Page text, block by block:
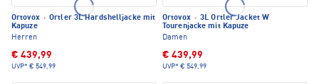
Ortovox · Ortler 3L Hardshelljacke mit
Kapuze
Herren
€ 439,99
UVP* € 549,99
Ortovox · 3L Ortler Jacket W
Tourenjacke mit Kapuze
Damen
€ 439,99
UVP* € 549,99